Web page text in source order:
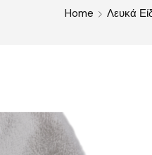
Home Λευκά